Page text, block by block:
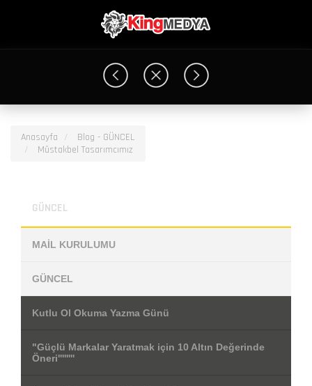
Anasayfa
Blog - GÜNCEL
Müstakbel Tasarımcımız
GÜNCEL
MAİL KURULUMU
GÜNCEL
Kutlu Ol Okuma Yazma Günü
"Güçlü Markalar Yaratmak için 10 Altın Değerinde
Öneri''''''''